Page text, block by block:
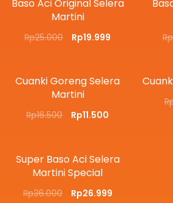
Baso Aci Original Selera
Martini
Rp25.000 Rp19.999 Rp
Cuanki Goreng Selera
Martini
Rp16.500 Rp11.500
Super Baso Aci Selera
Martini Special
Rp36.000 Rp26.999